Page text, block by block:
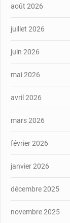
août 2026
juillet 2026
juin 2026
mai 2026
avril 2026
mars 2026
février 2026
janvier 2026
décembre 2025
novembre 2025